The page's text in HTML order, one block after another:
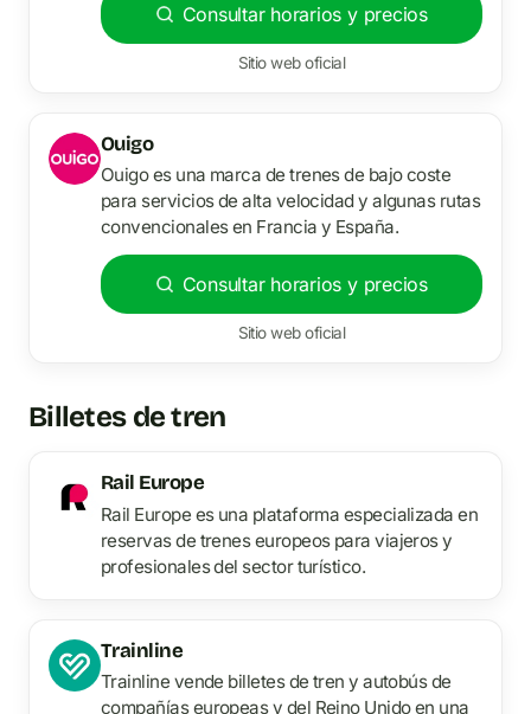
Consultar horarios y precios
Sitio web oficial
Ouigo
Ouigo es una marca de trenes de bajo coste
para servicios de alta velocidad y algunas rutas
convencionales en Francia y España.
Consultar horarios y precios
Sitio web oficial
Billetes de tren
Rail Europe
Rail Europe es una plataforma especializada en
reservas de trenes europeos para viajeros y
profesionales del sector turístico.
Trainline
Trainline vende billetes de tren y autobús de
compañías europeas y del Reino Unido en una